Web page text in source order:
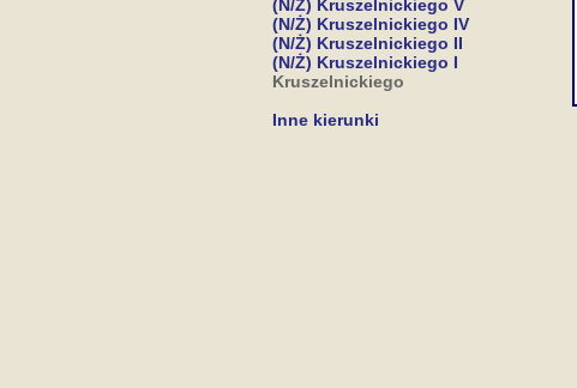
(N/Ż) Kruszelnickiego V
(N/Ż) Kruszelnickiego IV
(N/Ż) Kruszelnickiego II
(N/Ż) Kruszelnickiego I
Kruszelnickiego
Inne kierunki